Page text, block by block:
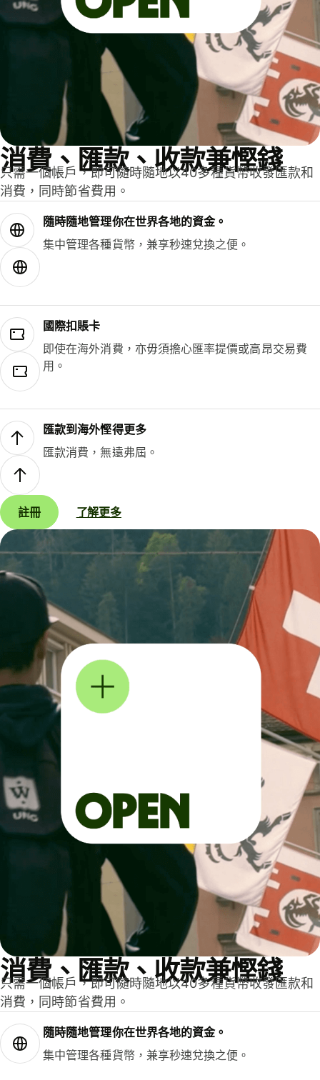
消費、匯款、收款兼慳錢
只需一個帳戶，即可隨時隨地以40多種貨幣收發匯款和
消費，同時節省費用。
隨時隨地管理你在世界各地的資金。
集中管理各種貨幣，兼享秒速兌換之便。
國際扣賬卡
即使在海外消費，亦毋須擔心匯率提價或高昂交易費
用。
匯款到海外慳得更多
匯款消費，無遠弗屆。
註冊 了解更多
消費、匯款、收款兼慳錢
只需一個帳戶，即可隨時隨地以40多種貨幣收發匯款和
消費，同時節省費用。
隨時隨地管理你在世界各地的資金。
集中管理各種貨幣，兼享秒速兌換之便。